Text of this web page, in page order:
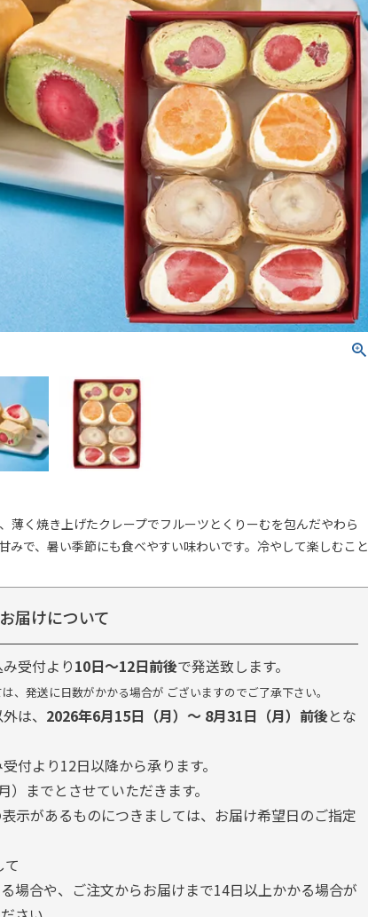
薄く焼き上げたクレープでフルーツとくりーむを包んだやわら
みで、暑い季節にも食べやすい味わいです。冷やして楽しむこと
お届けについて
受付より10日～12日前後で発送致します。
発送に日数がかかる場合が ございますのでご了承下さい。
は、 2026年6月15日（月）～ 8月31日（月）前後とな
付より12日以降から承ります。
までとさせていただきます。
示があるものにつきましては、お届け希望日のご指定
場合や、ご注文からお届けまで14日以上かかる場合が